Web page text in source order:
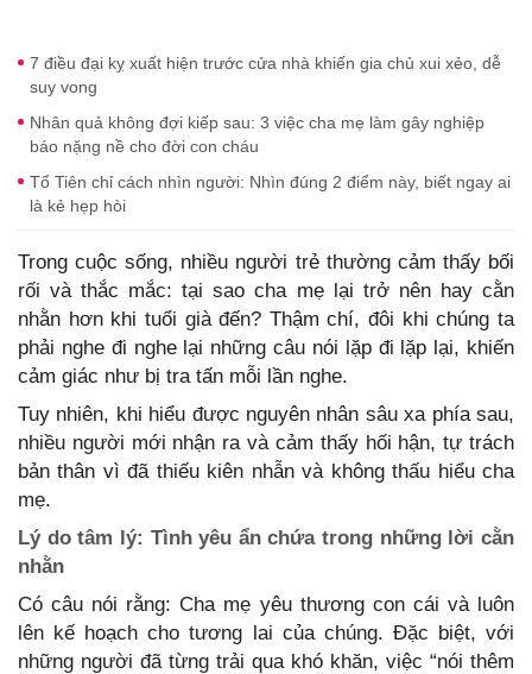
7 điều đại kỵ xuất hiện trước cửa nhà khiến gia chủ xui xẻo, dễ
suy vong
Nhân quả không đợi kiếp sau: 3 việc cha mẹ làm gây nghiệp
báo nặng nề cho đời con cháu
Tổ Tiên chỉ cách nhìn người: Nhìn đúng 2 điểm này, biết ngay ai
là kẻ hẹp hòi
Trong cuộc sống, nhiều người trẻ thường cảm thấy bối
rối và thắc mắc: tại sao cha mẹ lại trở nên hay cằn
nhằn hơn khi tuổi già đến? Thậm chí, đôi khi chúng ta
phải nghe đi nghe lại những câu nói lặp đi lặp lại, khiến
cảm giác như bị tra tấn mỗi lần nghe.
Tuy nhiên, khi hiểu được nguyên nhân sâu xa phía sau,
nhiều người mới nhận ra và cảm thấy hối hận, tự trách
bản thân vì đã thiếu kiên nhẫn và không thấu hiểu cha
mẹ.
Lý do tâm lý: Tình yêu ẩn chứa trong những lời cằn
nhằn
Có câu nói rằng: Cha mẹ yêu thương con cái và luôn
lên kế hoạch cho tương lai của chúng. Đặc biệt, với
những người đã từng trải qua khó khăn, việc “nói thêm